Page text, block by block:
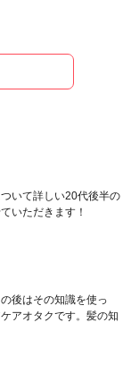
いて詳しい20代後半の
いただきます！
後はその知識を使っ
アオタクです。髪の知